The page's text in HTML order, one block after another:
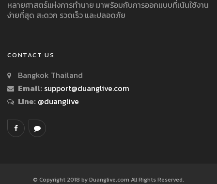
หลายศาสตร์แห่งการทำนาย มาพร้อมกับการออกแบบที่เน้นใช้งาน
ง่ายที่สุด สะดวก รวดเร็ว และปลอดภัย
CONTACT US
Bangkok Thailand
Email: support@duanglive.com
Line: @duanglive
© Copyright 2018 by Duanglive.com All Rights Reserved.